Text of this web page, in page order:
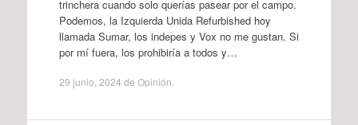
trinchera cuando solo querías pasear por el campo.
Podemos, la Izquierda Unida Refurbished hoy
llamada Sumar, los indepes y Vox no me gustan. Si
por mí fuera, los prohibiría a todos y…
29 junio, 2024 de Opinión